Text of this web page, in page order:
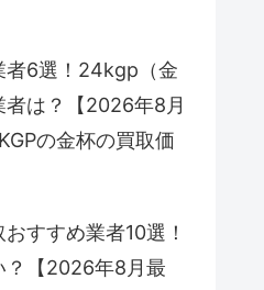
者6選！24kgp（金
者は？【2026年8月
の金杯の買取価
すすめ業者10選！
？【2026年8月最